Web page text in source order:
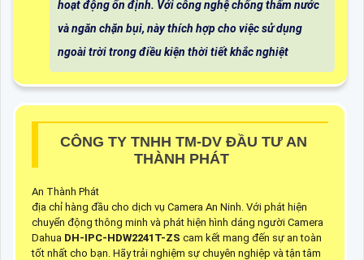
hoạt động ổn định. Với công nghệ chống thấm nước
và ngăn chặn bụi, này thích hợp cho việc sử dụng
ngoài trời trong điều kiện thời tiết khắc nghiệt
CÔNG TY TNHH TM-DV ĐẦU TƯ AN
THÀNH PHÁT
An Thành Phát
địa chỉ hàng đầu cho dịch vụ Camera An Ninh. Với phát hiện
chuyển động thông minh và phát hiện hình dáng người Camera
Dahua DH-IPC-HDW2241T-ZS cam kết mang đến sự an toàn
tốt nhất cho bạn. Hãy trải nghiệm sự chuyên nghiệp và tận tâm